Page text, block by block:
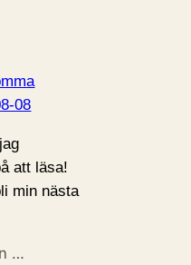
08
att läsa!
min nästa
…